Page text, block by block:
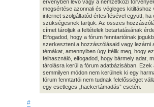
érvényben lévő vagy a nemzetközi
megsértése azonnali és végleges kitiltáshoz
internet szolgáltatód értesítésével együtt, ha
szükségesnek tartjuk. Az összes
címet tároljuk a feltételek betartatásának
Elfogadod, hogy a fórum fenntartóinak
szerkeszteni a hozzászólásaid vagy lezárni
témákat, amennyiben úgy ítélik meg, hogy
felhasználó, elfogadod, hogy bármely adat,
tárolásra kerül a fórum adatbázisában. Ezek
semmilyen módon nem kerülnek ki egy
fórum fenntartói nem tudnak felelősséget
egy esetleges „hackertámadás” esetén.
#